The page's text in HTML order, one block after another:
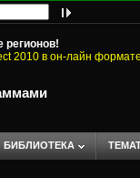
2010 в он-лайн
БИБЛИОТЕКА